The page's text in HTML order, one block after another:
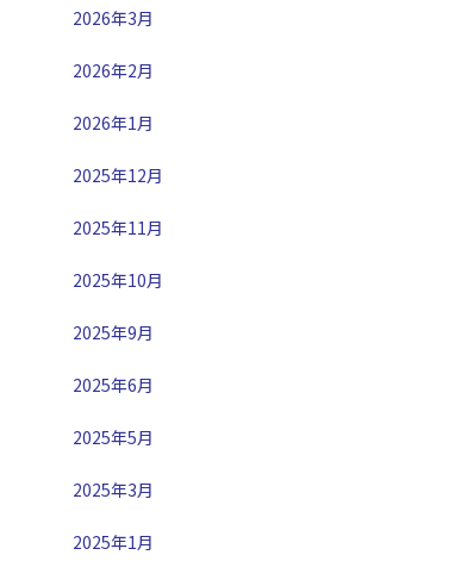
2026年3月
2026年2月
2026年1月
2025年12月
2025年11月
2025年10月
2025年9月
2025年6月
2025年5月
2025年3月
2025年1月